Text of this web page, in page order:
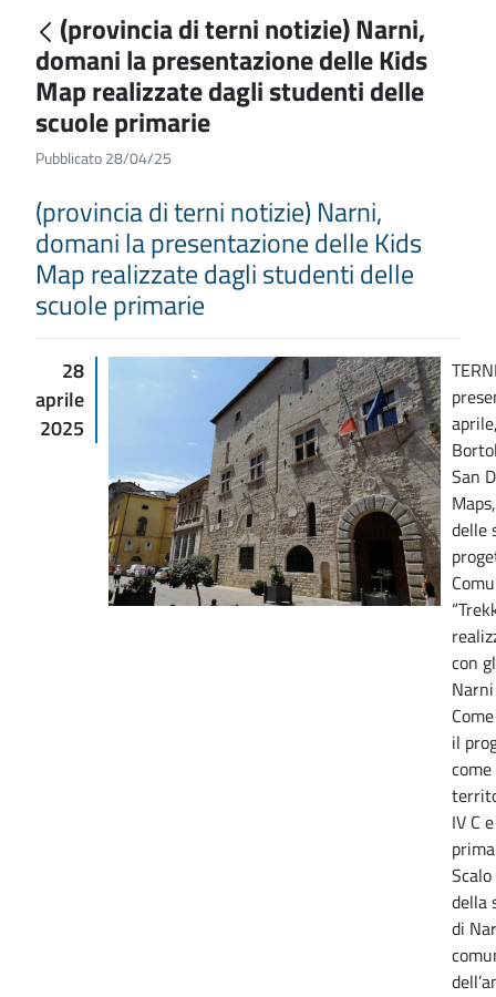
(provincia di terni notizie) Narni,
domani la presentazione delle Kids
Map realizzate dagli studenti delle
scuole primarie
Pubblicato 28/04/25
(provincia di terni notizie) Narni,
domani la presentazione delle Kids
Map realizzate dagli studenti delle
scuole primarie
28
aprile
2025
San
delle
con
il
IV C
della
di